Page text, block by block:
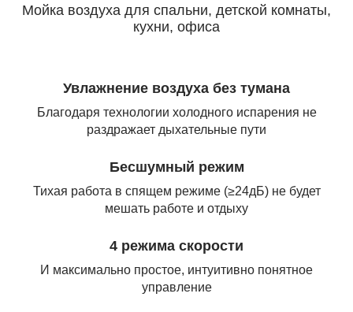
Мойка воздуха для спальни, детской комнаты,
кухни, офиса
Увлажнение воздуха без тумана
Благодаря технологии холодного испарения не
раздражает дыхательные пути
Бесшумный режим
Тихая работа в спящем режиме (≥24дБ) не будет
мешать работе и отдыху
4 режима скорости
И максимально простое, интуитивно понятное
управление